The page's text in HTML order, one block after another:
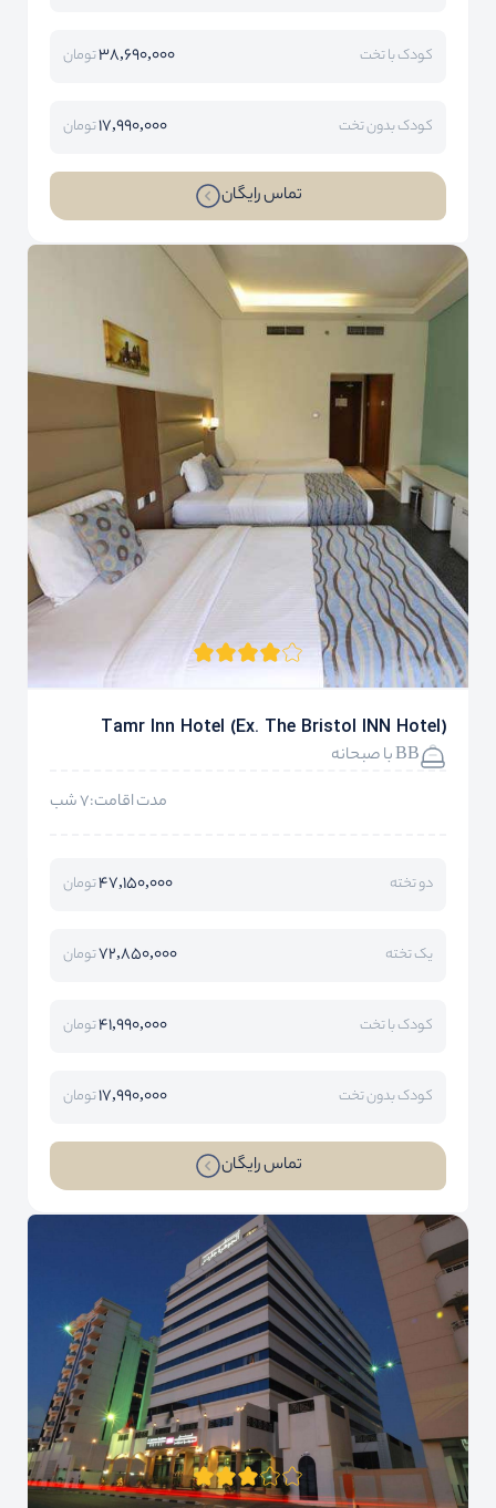
کودک با تخت 38,690,000تومان
کودک بدون تخت 17,990,000تومان
تماس رایگان
Tamr Inn Hotel (Ex. The Bristol INN Hotel)
BB با صبحانه
مدت اقامت:7 شب
دو تخته 47,150,000تومان
یک تخته 72,850,000تومان
کودک با تخت 41,990,000تومان
کودک بدون تخت 17,990,000تومان
تماس رایگان